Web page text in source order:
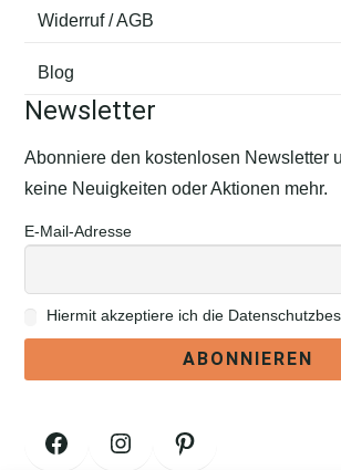
Widerruf / AGB
Blog
Newsletter
Abonniere den kostenlosen Newsletter
keine Neuigkeiten oder Aktionen mehr.
E-Mail-Adresse
Hiermit akzeptiere ich die
Facebook Instagram Pinterest